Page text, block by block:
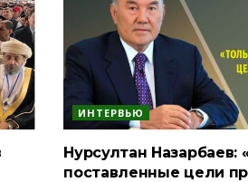
ИНТЕРВЬЮ
Нурсултан Назарбаев:
поставленные цели